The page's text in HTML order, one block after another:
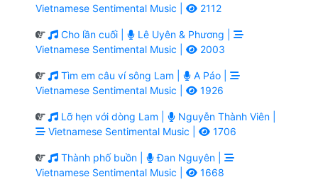
Vietnamese Sentimental Music |
2112
Cho lần cuối |
Lê Uyên & Phương |
Vietnamese Sentimental Music |
2003
Tìm em câu ví sông Lam |
A Páo |
Vietnamese Sentimental Music |
1926
Lỡ hẹn với dòng Lam |
Nguyễn Thành Viên |
Vietnamese Sentimental Music |
1706
Thành phố buồn |
Đan Nguyên |
Vietnamese Sentimental Music |
1668